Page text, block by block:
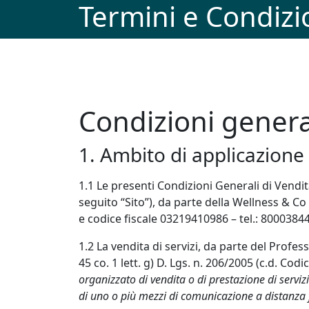
Skip to main contentTermini e
Condizioni
1. Ambito di
1.1 Le presenti Condizioni Generali di
seguito “Sito”), da parte della Wellness &
e codice fiscale 03219410986 – tel.:
1.2 La vendita di servizi, da parte del
45 co. 1 lett. g) D. Lgs. n. 206/2005 (c.d.
organizzato di vendita o di prestazione di
di uno o più mezzi di comunicazione a